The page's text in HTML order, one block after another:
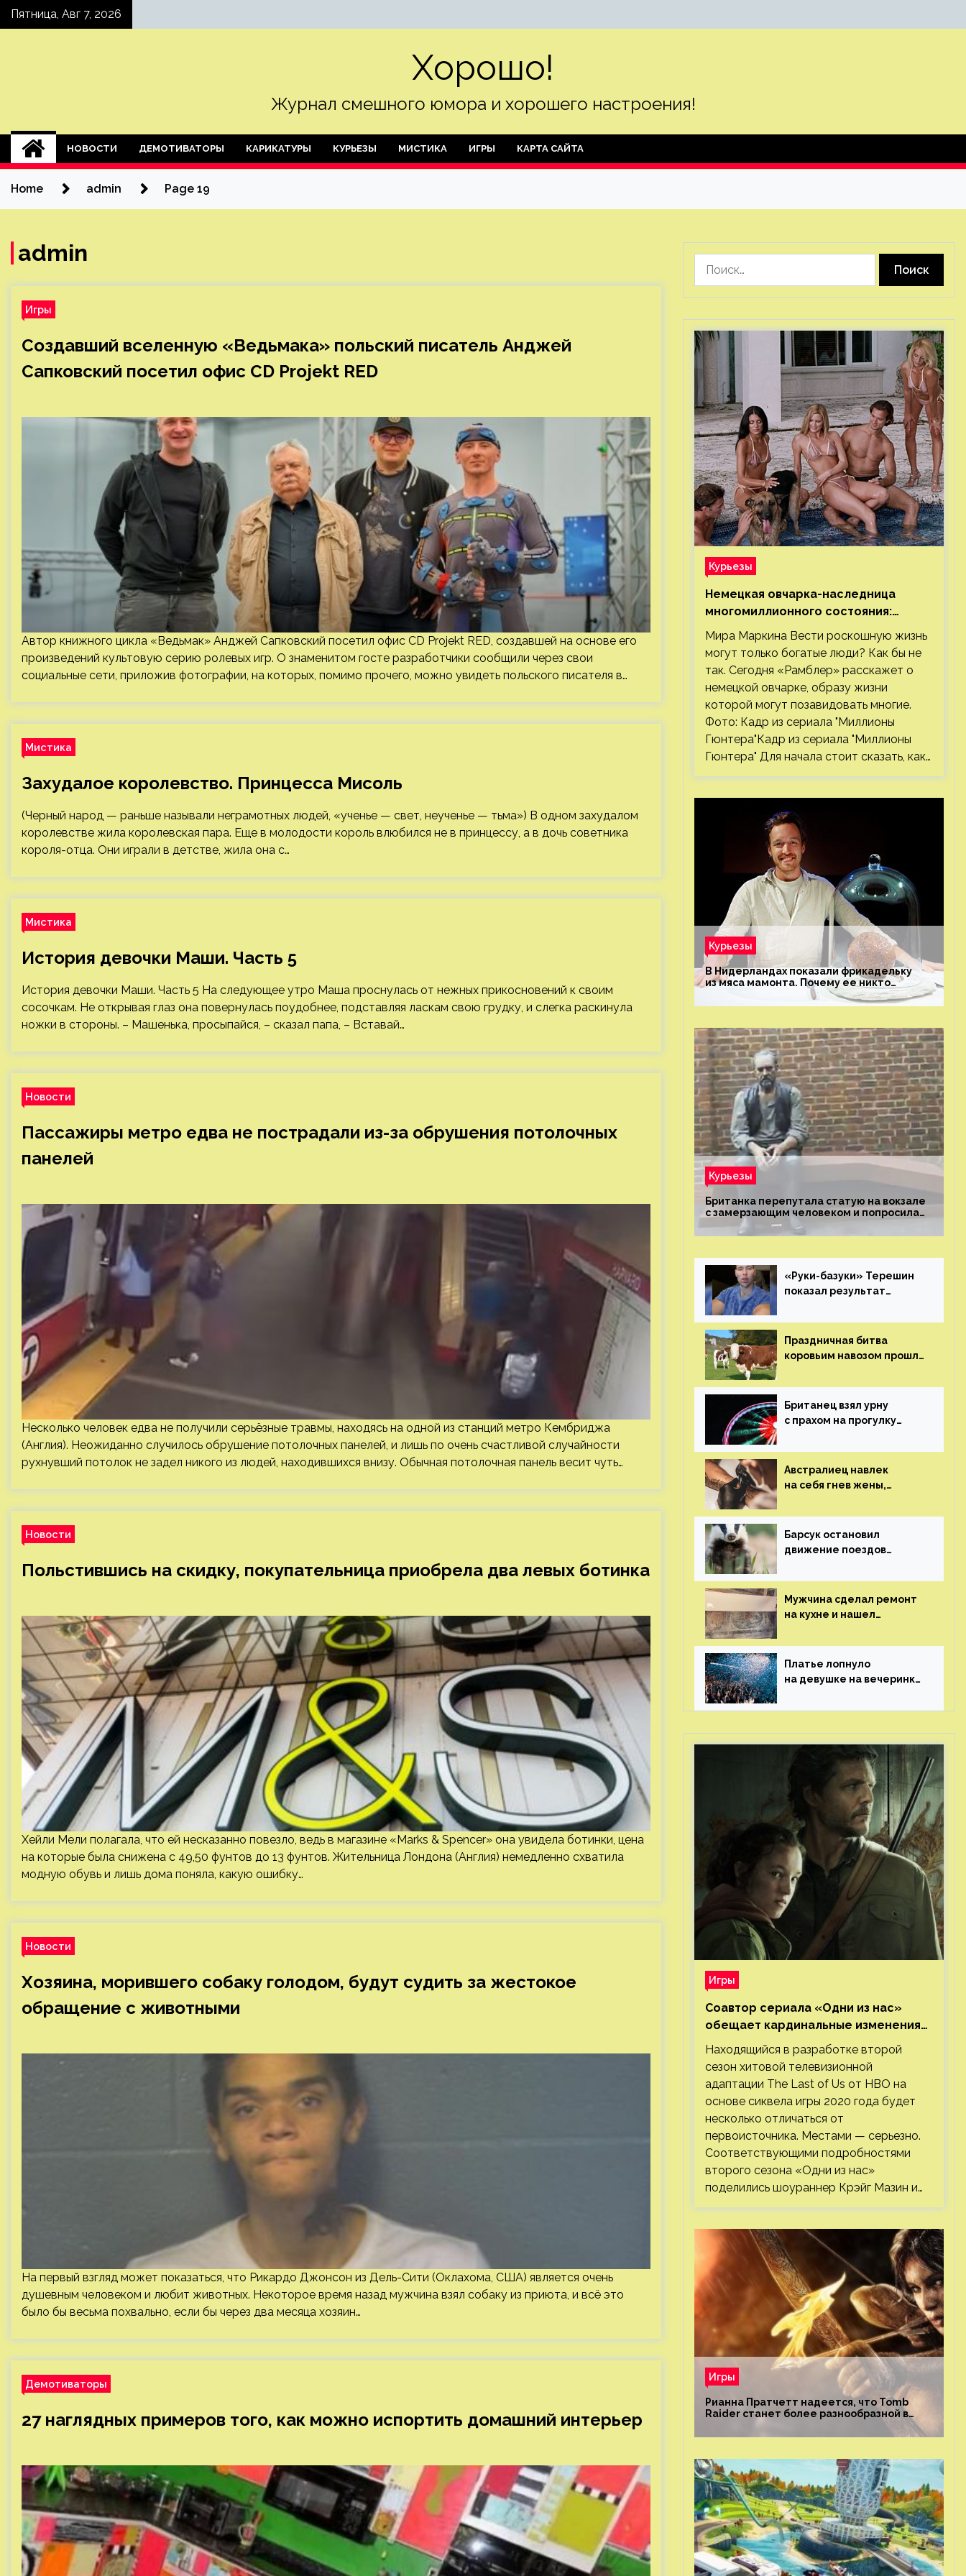
SkipПятница, Авг 7, 2026
Хорошо!
Журнал смешного юмора и хорошего настроения!
НОВОСТИ ДЕМОТИВАТОРЫ КАРИКАТУРЫ КУРЬЕЗЫ МИСТИКА ИГРЫ КАРТА САЙТА
Home admin Page 19
admin
Игры
Создавший вселенную «Ведьмака» польский писатель Анджей
Сапковский посетил офис CD Projekt RED
Автор книжного цикла «Ведьмак» Анджей Сапковский посетил офис CD Projekt RED, создавшей на основе его
произведений культовую серию ролевых игр. О знаменитом госте разработчики сообщили через свои
социальные сети, приложив фотографии, на которых, помимо прочего, можно увидеть польского писателя в…
Мистика
Захудалое королевство. Принцесса Мисоль
(Черный народ — раньше называли неграмотных людей, «ученье — свет, неученье — тьма») В одном захудалом
королевстве жила королевская пара. Еще в молодости король влюбился не в принцессу, а в дочь советника
короля-отца. Они играли в детстве, жила она с…
Мистика
История девочки Маши. Часть 5
История девочки Маши. Часть 5 На следующее утро Маша проснулась от нежных прикосновений к своим
сосочкам. Не открывая глаз она повернулась поудобнее, подставляя ласкам свою грудку, и слегка раскинула
ножки в стороны. – Машенька, просыпайся, – сказал папа, – Вставай…
Новости
Пассажиры метро едва не пострадали из-за обрушения потолочных
панелей
Несколько человек едва не получили серьёзные травмы, находясь на одной из станций метро Кембриджа
(Англия). Неожиданно случилось обрушение потолочных панелей, и лишь по очень счастливой случайности
рухнувший потолок не задел никого из людей, находившихся внизу. Обычная потолочная панель весит чуть…
Новости
Польстившись на скидку, покупательница приобрела два левых ботинка
Хейли Мели полагала, что ей несказанно повезло, ведь в магазине «Marks & Spencer» она увидела ботинки, цена
на которые была снижена с 49,50 фунтов до 13 фунтов. Жительница Лондона (Англия) немедленно схватила
модную обувь и лишь дома поняла, какую ошибку…
Новости
Хозяина, морившего собаку голодом, будут судить за жестокое
обращение с животными
На первый взгляд может показаться, что Рикардо Джонсон из Дель-Сити (Оклахома, США) является очень
душевным человеком и любит животных. Некоторое время назад мужчина взял собаку из приюта, и всё это
было бы весьма похвально, если бы через два месяца хозяин…
Демотиваторы
27 наглядных примеров того, как можно испортить домашний интерьер
Курьезы
Немецкая овчарка-наследница
многомиллионного состояния:
правда или миф
Мира Маркина Вести роскошную жизнь
могут только богатые люди? Как бы не
так. Сегодня «Рамблер» расскажет о
немецкой овчарке, образу жизни
которой могут позавидовать многие.
Фото: Кадр из сериала "Миллионы
Гюнтера"Кадр из сериала "Миллионы
Гюнтера" Для начала стоит сказать, как…
Курьезы
В Нидерландах показали фрикадельку
из мяса мамонта. Почему ее никто
Курьезы
Британка перепутала статую на вокзале
с замерзающим человеком и попросила
о помощи
«Руки-базуки» Терешин
показал результат
Праздничная битва
коровьим навозом прошла
Британец взял урну
с прахом на прогулку
Австралиец навлек
на себя гнев жены,
с ее неудачной
фотографией
Барсук остановил
движение поездов
Мужчина сделал ремонт
на кухне и нашел
возрастом 400 лет
Платье лопнуло
на девушке на вечеринке
Игры
Соавтор сериала «Одни из нас»
обещает кардинальные изменения
во втором сезоне
Находящийся в разработке второй
сезон хитовой телевизионной
адаптации The Last of Us от HBO на
основе сиквела игры 2020 года будет
несколько отличаться от
первоисточника. Местами — серьезно.
Соответствующими подробностями
второго сезона «Одни из нас»
поделились шоураннер Крэйг Мазин и…
Игры
Рианна Пратчетт надеется, что Tomb
Raider станет более разнообразной в
плане репрезентации